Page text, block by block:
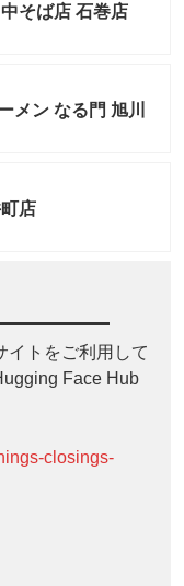
そば店 石巻店
メン なる門 旭川
店
イトをご利用して
Face Hub
closings-